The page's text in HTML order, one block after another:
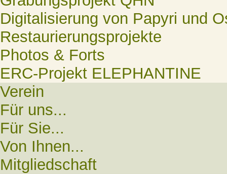
Digitalisierung von Papyri und
Restaurierungsprojekte
Photos & Forts
ERC-Projekt ELEPHANTINE
Verein
Für uns...
Für Sie...
Von Ihnen...
Mitgliedschaft